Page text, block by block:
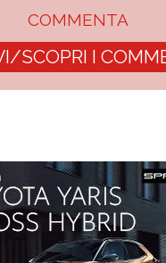
COMMENTA
SCOPRI I